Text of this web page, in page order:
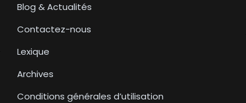
Blog & Actualités
Contactez-nous
Lexique
Archives
Conditions générales d’utilisation